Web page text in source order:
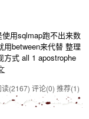
用sqlmap跑不出来数
between来代替 整理
方式 all 1 apostrophe
读(2167) 评论(0) 推荐(1)